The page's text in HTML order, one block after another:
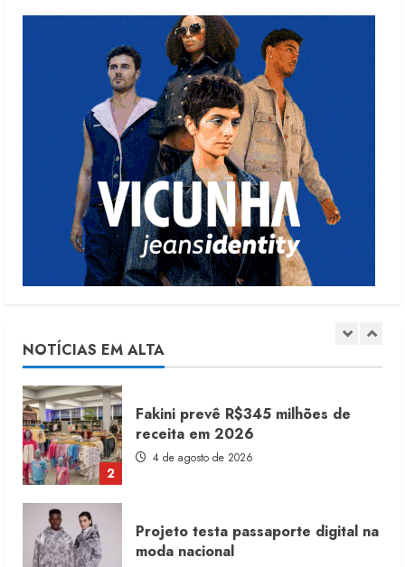
de
posts
NOTÍCIAS EM ALTA
5
Mercosul-UE prevê transição longa
para vestuário
3 de agosto de 2026
1
Renata Caixeta assume Movimento
Sou de Algodão
5 de agosto de 2026
2
4 de agosto de 2026
3
Projeto testa passaporte digital na
moda nacional
4 de agosto de 2026
Morena Rosa lança franquia com
estoque consignado